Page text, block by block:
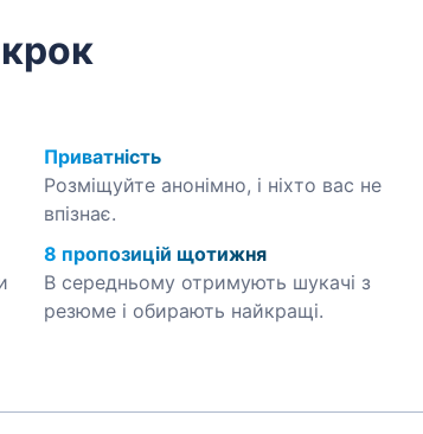
Приватність
Розміщуйте анонімно, і ніхто вас не
впізнає.
8 пропозицій щотижня
В середньому отримують шукачі з
резюме і обирають найкращі.